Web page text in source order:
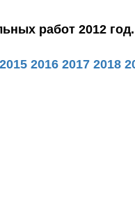
работ 2012 год.
2015 2016 2017 2018